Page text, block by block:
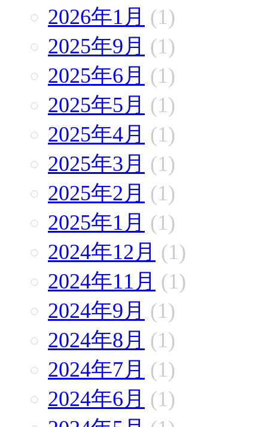
2026年1月 (1)
2025年9月 (1)
2025年6月 (1)
2025年5月 (1)
2025年4月 (1)
2025年3月 (1)
2025年2月 (1)
2025年1月 (1)
2024年12月 (1)
2024年11月 (1)
2024年9月 (1)
2024年8月 (1)
2024年7月 (1)
2024年6月 (1)